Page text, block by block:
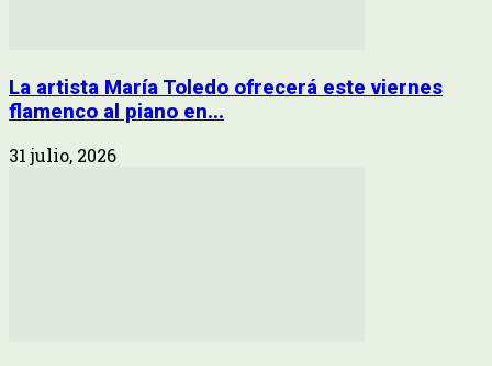
La artista María Toledo ofrecerá este viernes
flamenco al piano en...
31 julio, 2026